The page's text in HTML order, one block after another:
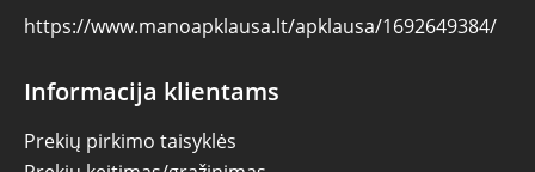
https://www.manoapklausa.lt/apklausa/1692649384/
Informacija klientams
Prekių pirkimo taisyklės